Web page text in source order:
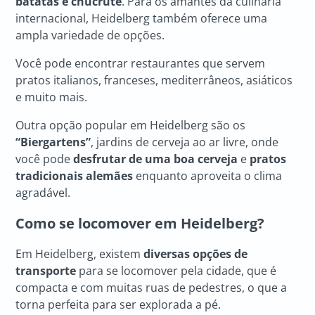
internacional, Heidelberg também oferece uma
ampla variedade de opções.
Você pode encontrar restaurantes que servem
pratos italianos, franceses, mediterrâneos, asiáticos
e muito mais.
Outra opção popular em Heidelberg são os
“Biergartens”, jardins de cerveja ao ar livre, onde
você podedesfrutar de uma boa cerveja e pratos
tradicionais alemães enquanto aproveita o clima
agradável.
Como se locomover em Heidelberg?
Em Heidelberg, existemdiversas opções de
transporte para se locomover pela cidade, que é
compacta e com muitas ruas de pedestres, o que a
torna perfeita para ser explorada a pé.